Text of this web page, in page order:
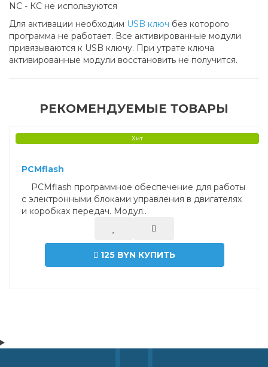
NC - КС не используются
Для активации необходим USB ключ без которого
программа не работает. Все активированные модули
привязываются к USB ключу. При утрате ключа
активированные модули восстановить не получится.
РЕКОМЕНДУЕМЫЕ ТОВАРЫ
Хит
PCMflash
PCMflash программное обеспечение для работы
с электронными блоками управления в двигателях
и коробках передач. Модул..
125 BYN КУПИТЬ